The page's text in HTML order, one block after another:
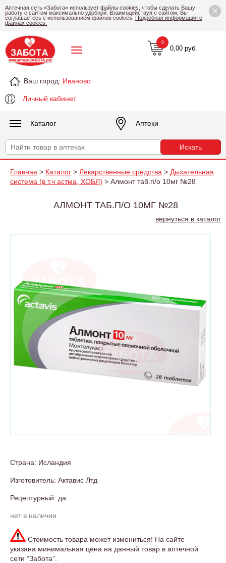
×
Аптечная сеть «Забота» использует файлы cookies, чтобы сделать Вашу
работу с сайтом максимально удобной. Взаимодействуя с сайтом, Вы
соглашаетесь с использованием файлов cookies. Подробная информация о
файлах cookies.
Ваш город: Иваново
Личный кабинет
0,00 руб.
0
Каталог Аптеки
Главная > Каталог > Лекарственные средства > Дыхательная
система (в т.ч астма, ХОБЛ) > Алмонт таб.п/о 10мг №28
АЛМОНТ ТАБ.П/О 10МГ №28
вернуться в каталог
Страна: Исландия
Изготовитель: Актавис Лтд
Рецептурный: да
нет в наличии
Стоимость товара может измениться! На сайте
указана минимальная цена на данный товар в аптечной
сети “Забота”.